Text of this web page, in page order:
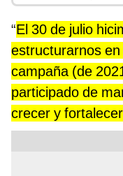
“El 30 de julio
estructurarnos
campaña (de
participado de
crecer y